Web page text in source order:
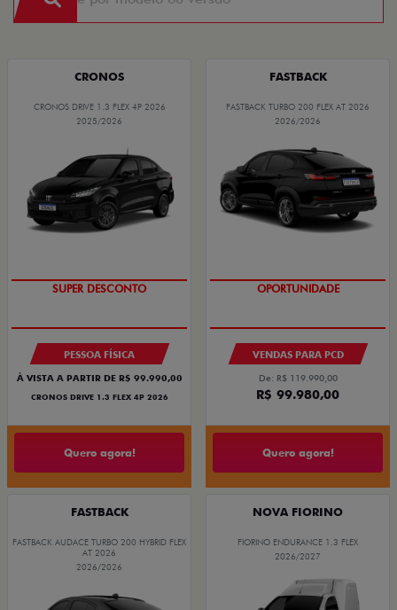
CRONOS
CRONOS DRIVE 1.3 FLEX 4P 2026
2025/2026
PESSOA FÍSICA
À VISTA A PARTIR DE R$ 99.990,00
CRONOS DRIVE 1.3 FLEX 4P 2026
Quero agora!
FASTBACK
FASTBACK TURBO 200 FLEX AT 2026
2026/2026
OPORTUNIDADE
VENDAS PARA PCD
De: R$ 119.990,00
R$ 99.980,00
Quero agora!
FASTBACK
FASTBACK AUDACE TURBO 200 HYBRID FLEX
AT 2026
2026/2026
NOVA FIORINO
FIORINO ENDURANCE 1.3 FLEX
2026/2027